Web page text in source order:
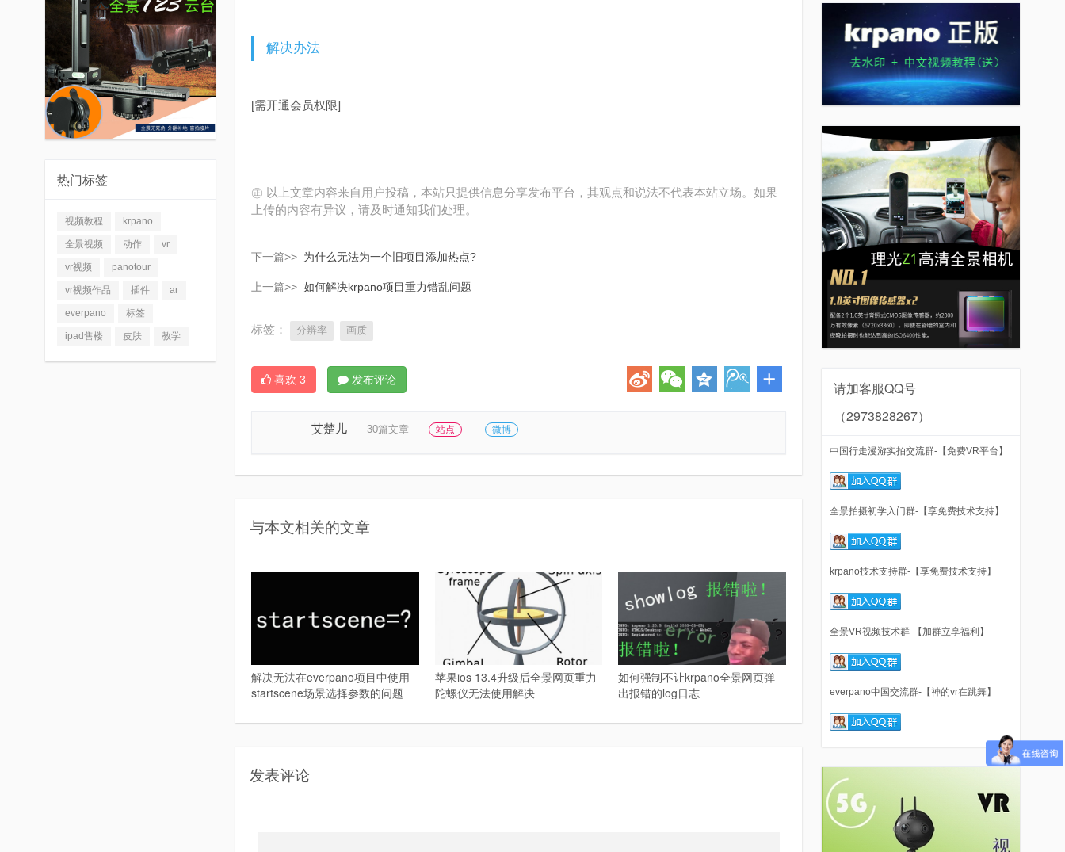
热门标签
视频教程 krpano
全景视频 动作 vr
vr视频 panotour
vr视频作品 插件 ar
everpano 标签
ipad售楼 皮肤 教学
解决办法
[需开通会员权限]
㊣ 以上文章内容来自用户投稿，本站只提供信息分享发布平台，其观点和说法不代表本站立场。如果
上传的内容有异议，请及时通知我们处理。
下一篇>> 为什么无法为一个旧项目添加热点?
上一篇>> 如何解决krpano项目重力错乱问题
标签： 分辨率 画质
喜欢 3 发布评论
艾楚儿 30篇文章 站点 微博
与本文相关的文章
解决无法在everpano项目中使用
startscene场景选择参数的问题
苹果ios 13.4升级后全景网页重力
陀螺仪无法使用解决
如何强制不让krpano全景网页弹
出报错的log日志
发表评论
请加客服QQ号
（2973828267）
中国行走漫游实拍交流群-【免费VR平台】
全景拍摄初学入门群-【享免费技术支持】
krpano技术支持群-【享免费技术支持】
全景VR视频技术群-【加群立享福利】
everpano中国交流群-【神的vr在跳舞】